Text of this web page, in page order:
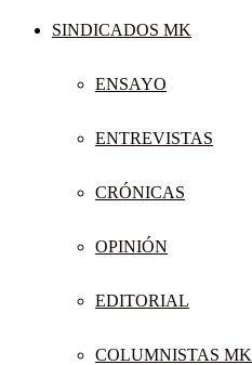
SINDICADOS MK
ENSAYO
ENTREVISTAS
CRÓNICAS
OPINIÓN
EDITORIAL
COLUMNISTAS MK